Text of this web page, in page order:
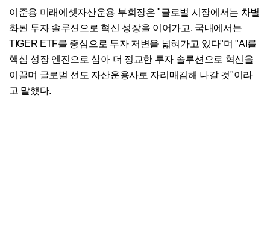
이준용 미래에셋자산운용 부회장은 "글로벌 시장에서는 차별
화된 투자 솔루션으로 혁신 성장을 이어가고, 국내에서는
TIGER ETF를 중심으로 투자 저변을 넓혀가고 있다"며 "AI를
핵심 성장 엔진으로 삼아 더 정교한 투자 솔루션으로 혁신을
이끌며 글로벌 선도 자산운용사로 자리매김해 나갈 것"이라
고 말했다.